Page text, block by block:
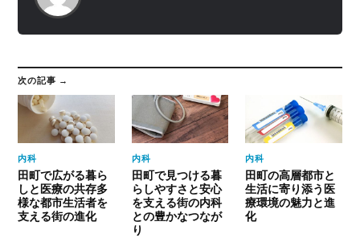
次の記事 →
内科
田町で広がる暮ら
しと医療の共存多
様な都市生活者を
支える街の進化
内科
田町で見つける暮
らしやすさと安心
を支える街の内科
との豊かなつなが
り
内科
田町の高層都市と
生活に寄り添う医
療環境の魅力と進
化